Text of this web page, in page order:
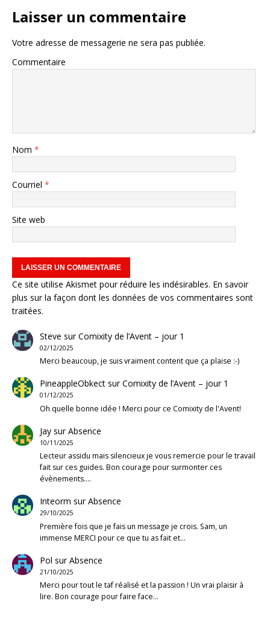
Laisser un commentaire
Votre adresse de messagerie ne sera pas publiée.
Commentaire
Nom *
Courriel *
Site web
Ce site utilise Akismet pour réduire les indésirables. En savoir
plus sur la façon dont les données de vos commentaires sont
traitées.
Steve surComixity de l’Avent – jour 1
02/12/2025
Merci beaucoup, je suis vraiment content que ça plaise :-)
PineappleObkectsurComixity de l’Avent – jour 1
01/12/2025
Oh quelle bonne idée ! Merci pour ce Comixity de l'Avent!
JaysurAbsence
10/11/2025
Lecteur assidu mais silencieux je vous remercie pour le travail
fait sur ces guides. Bon courage pour surmonter ces
évènements.…
Inteorm surAbsence
29/10/2025
Première fois que je fais un message je crois. Sam, un
immense MERCI pour ce que tu as fait et…
Pol surAbsence
21/10/2025
Merci pour tout le taf réalisé et la passion ! Un vrai plaisir à
lire. Bon courage pour faire face…